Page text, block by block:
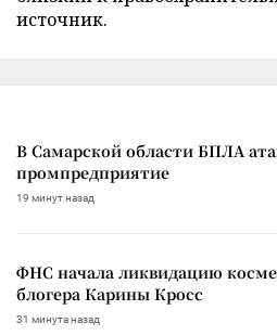
источник.
В Самарской области БПЛА
промпредприятие
19 минут назад
ФНС начала ликвидацию
блогера Карины Кросс
31 минута назад